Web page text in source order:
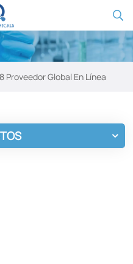
Proveedor Global En Línea